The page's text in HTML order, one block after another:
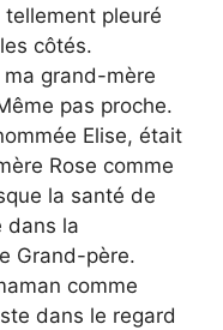
tellement pleuré
côtés.
ma grand-mère
pas proche.
Elise, était
Rose comme
la santé de
dans la
Grand-père.
comme
dans le regard